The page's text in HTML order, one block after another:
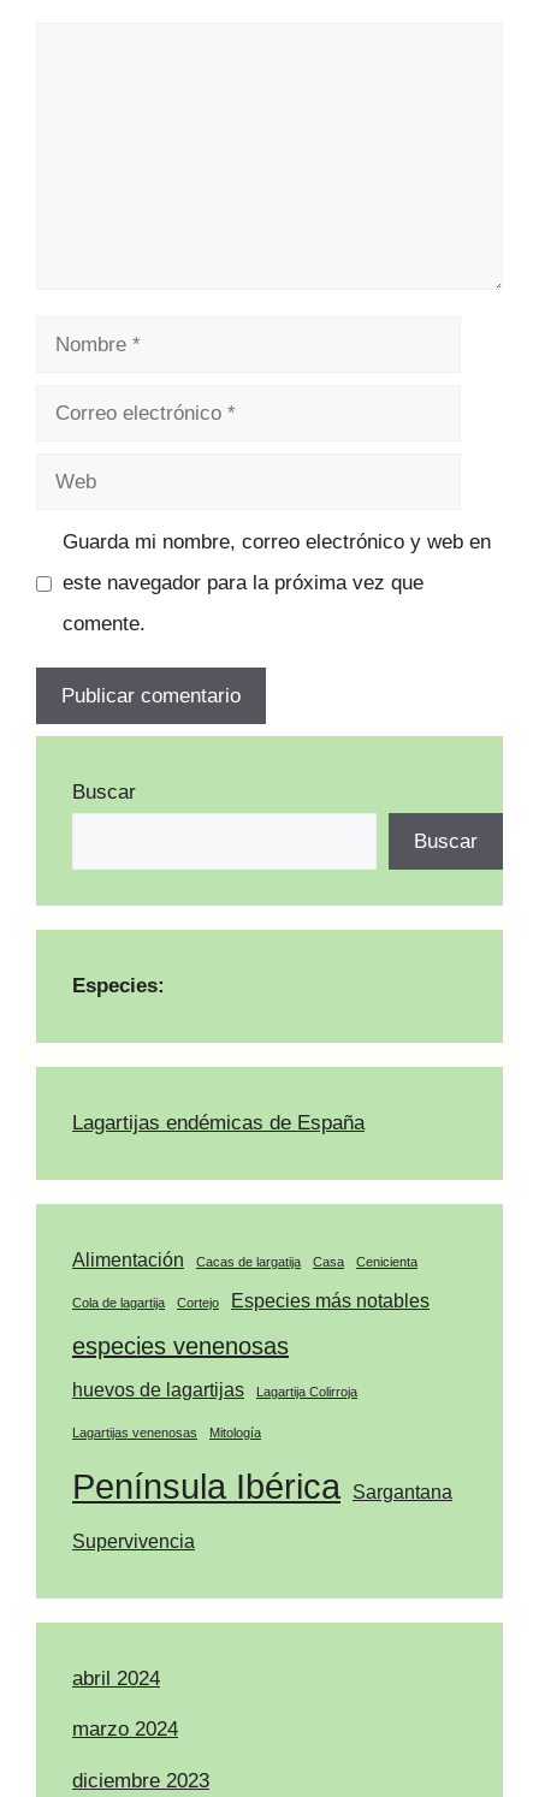
Nombre
Correo
Web
Guarda mi nombre, correo electrónico y web en
este navegador para la próxima vez que
comente.
Buscar
Buscar
Especies:
Lagartijas endémicas de España
Alimentación Cacas de largatija Casa Cenicienta
Cola de lagartija Cortejo Especies más notables
especies venenosas
huevos de lagartijas Lagartija Colirroja
Lagartijas venenosas Mitología
Península Ibérica Sargantana
Supervivencia
abril 2024
marzo 2024
diciembre 2023